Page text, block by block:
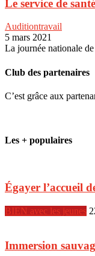
Le service de
Auditiontravail
5 mars 2021
La journée nationale
Club des partenaires
C’est grâce aux
Les + populaires
Égayer l’accueil
BIEN avec les jeunes
Immersion